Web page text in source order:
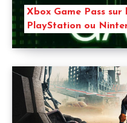
Xbox Game Pass sur
PlayStation ou